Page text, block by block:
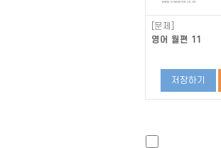
[문제]
영어 월편 11
저장하기